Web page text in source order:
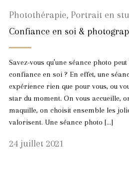
Photothérapie, Portrait en
Confiance en soi &
Savez-vous qu’une séance photo
confiance en soi ? En effet, une
expérience rien que pour vous, ou
star du moment. On vous accueille,
maquille, on choisit ensemble les
valorisent. Une séance photo […]
24 juillet 2021